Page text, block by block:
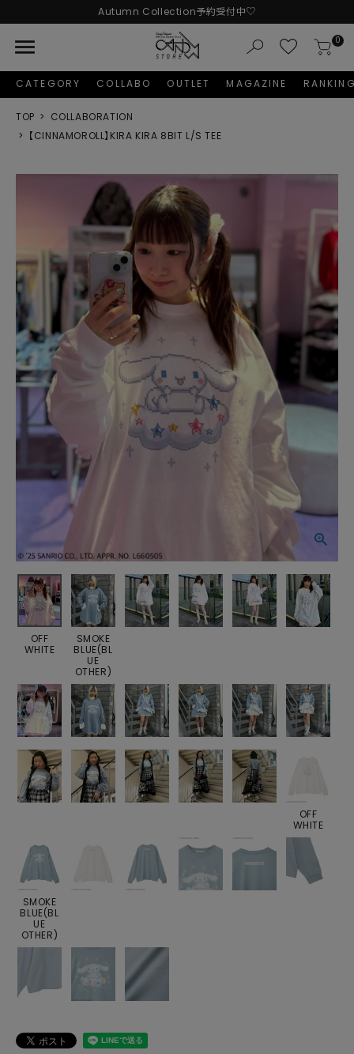
Autumn Collection予約受付中♡
LINE友だち追加 + ID連携で1,000円OFFクーポンプレゼント
新規会員登録で1,000円分のポイントプレゼント！
menu 0
CATEGORY COLLABO OUTLET MAGAZINE
TOP
COLLABORATION
【CINNAMOROLL】KIRA KIRA 8BIT L/S TEE
OFF
WHITE
SMOKE
BLUE(BL
UE
OTHER)
OFF
WHITE
SMOKE
BLUE(BL
UE
OTHER)